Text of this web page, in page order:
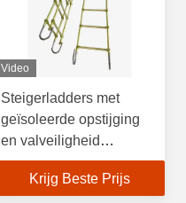
Video
Steigerladders met
geïsoleerde opstijging
en valveiligheid
Elektrisch geïsoleerde
glasvezelladder
Krijg Beste Prijs